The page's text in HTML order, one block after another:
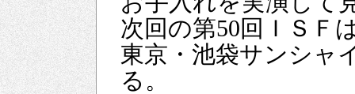
次回の第50回ＩＳＦ
東京・池袋サンシャ
る。